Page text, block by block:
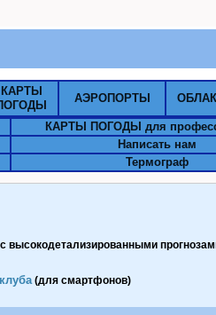
КАРТЫ
АЭРОПОРТЫ
КАРТЫ ПОГОДЫ для
Написать нам
Термограф
высокодетализированными
(для смартфонов)